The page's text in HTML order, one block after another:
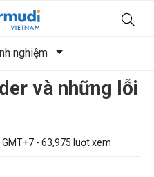
nghiệm
và những lỗi
- 63,975 luợt xem